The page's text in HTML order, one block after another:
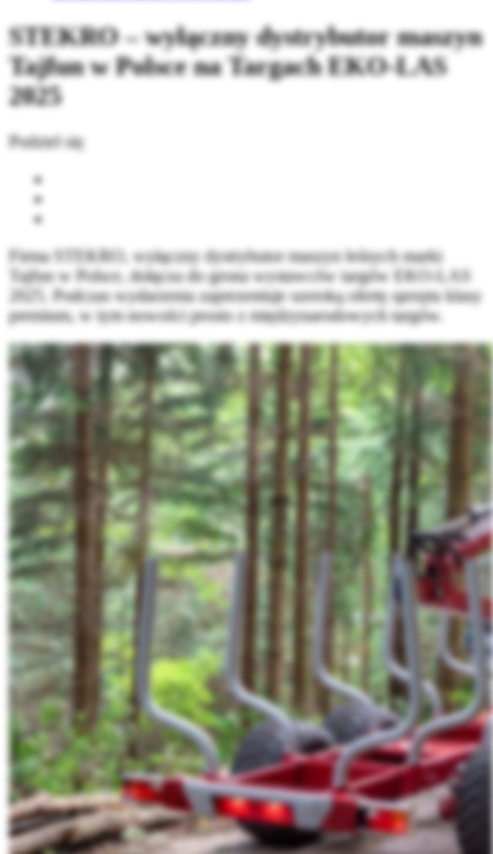
STEKRO – wyłączny dystrybutor maszyn
Tajfun w Polsce na Targach EKO-LAS
2025
Podziel się
Firma STEKRO, wyłączny dystrybutor maszyn leśnych marki
Tajfun w Polsce, dołącza do grona wystawców targów EKO-LAS
2025. Podczas wydarzenia zaprezentuje szeroką ofertę sprzętu klasy
premium, w tym nowości prosto z międzynarodowych targów.